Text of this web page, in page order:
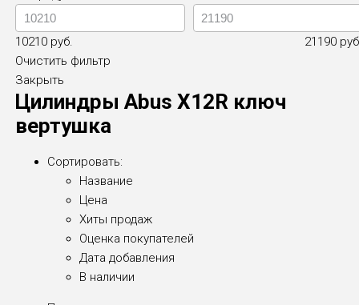
10210 руб.
21190
Очистить фильтр
Закрыть
Цилиндры Abus X12R ключ
вертушка
Сортировать:
Название
Цена
Хиты продаж
Оценка покупателей
Дата добавления
В наличии